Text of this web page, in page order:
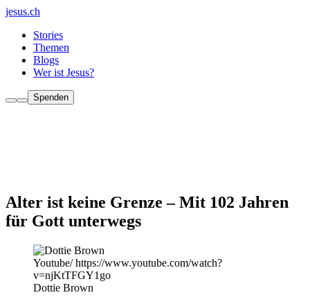
jesus.ch
Stories
Themen
Blogs
Wer ist Jesus?
Spenden
Alter ist keine Grenze – Mit 102 Jahren
für Gott unterwegs
Youtube/ https://www.youtube.com/watch?
v=njKtTFGY1go
Dottie Brown